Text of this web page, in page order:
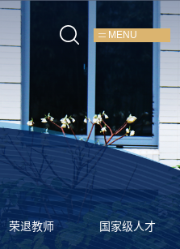
MENU
荣退教师 国家级人才